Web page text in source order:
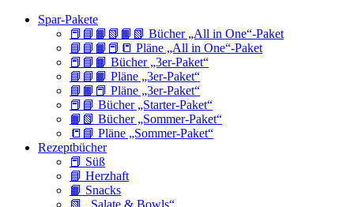
Spar-Pakete
📕📘📙📗📙📗 Bücher „All in One“-Paket
📘📘📙📕📒 Pläne „All in One“-Paket
📕📘📙 Bücher „3er-Paket“
📘📘📙 Pläne „3er-Paket“
📘📙📕 Pläne „3er-Paket“
📕📘 Bücher „Starter-Paket“
📙📗 Bücher „Sommer-Paket“
📒📘 Pläne „Sommer-Paket“
Rezeptbücher
📕 Süß
📘 Herzhaft
📙 Snacks
📗 „Salate & Bowls“